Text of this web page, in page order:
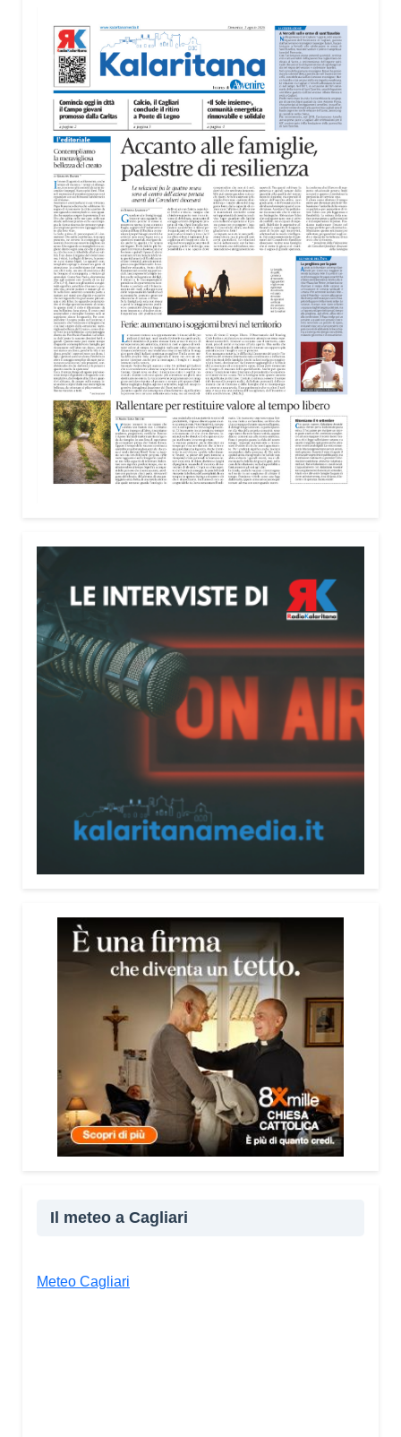
con disabilità nelle attività dell’OAMI al supporto nei
centri di accoglienza per migranti, dove
contribuiscono anche alla cura degli spazi comuni.
«Prendersi cura degli ambienti significa favorire
accoglienza e dignità», racconta Alessandro
Adimari.
Tra i partecipanti anche i seminaristi, impegnati
accanto agli anziani della casa di riposo Cristo Re.
«Un’esperienza di crescita umana e spirituale che
rafforza la vocazione al servizio», sottolinea
Cristiano Pani.
Il programma dedica spazio anche ai temi della
pace e della cooperazione nel Mediterraneo. Oggi
pomeriggio, alla Mediateca del Mediterraneo
(MEM), l’incontro con l’arcivescovo monsignor
Giuseppe Baturi ha approfondito il ruolo dei giovani
nella costruzione di ponti tra culture e popoli, con
un confronto inserito nel percorso “Cagliari Città
della Pace e del Mediterraneo”, progetto che
promuove il dialogo e la collaborazione tra le
libanese del Consiglio dei Giovani del
Mediterraneo della CEI: «Il campo è molto più di
un’esperienza di volontariato: è un’opportunità per
costruire relazioni attraverso il servizio, linguaggio
universale capace di unire persone diverse».
Condividi:
X WhatsApp
E-mail Stampa
Il meteo a Cagliari
Meteo Cagliari